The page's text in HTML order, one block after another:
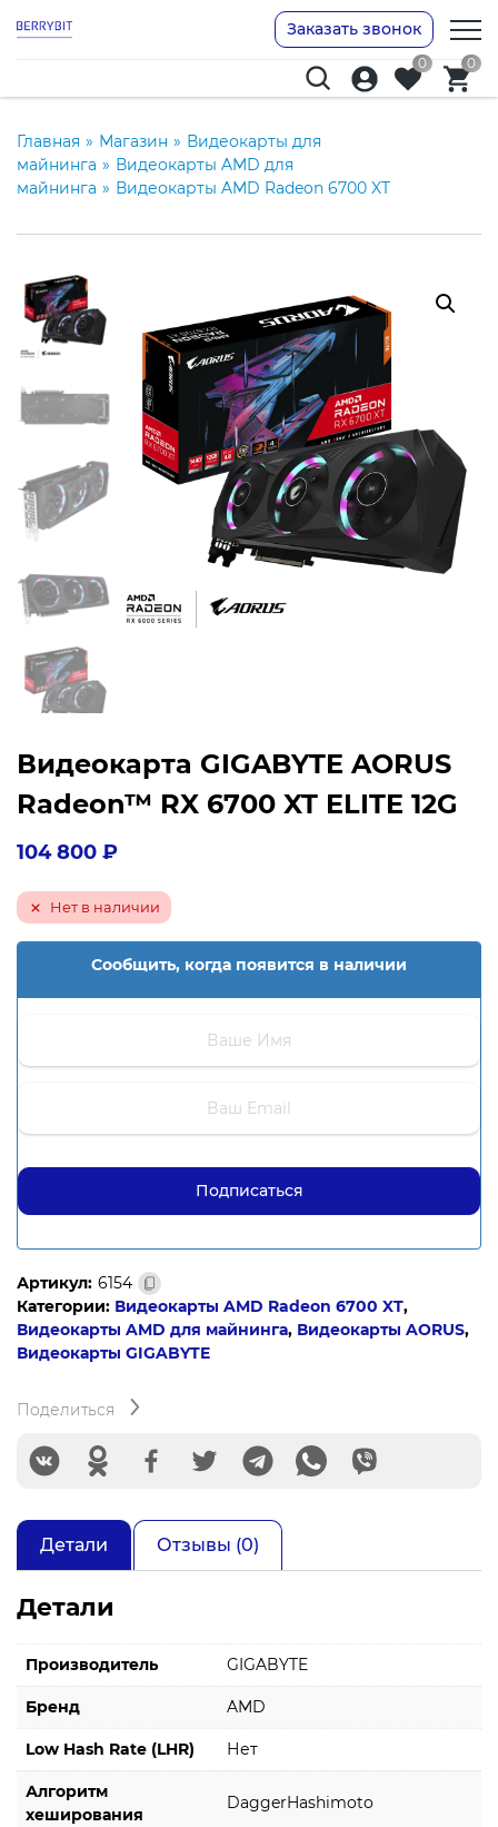
Заказать звонок
0 0
Главная » Магазин » Видеокарты для
майнинга » Видеокарты AMD для
майнинга » Видеокарты AMD Radeon 6700 XT
Видеокарта GIGABYTE AORUS
Radeon™ RX 6700 XT ELITE 12G
104 800 ₽
Нет в наличии
Сообщить, когда появится в наличии
Артикул: 6154
Категории: Видеокарты AMD Radeon 6700 XT,
Видеокарты AMD для майнинга, Видеокарты AORUS,
Видеокарты GIGABYTE
Поделиться
Детали Отзывы (0)
Детали
Производитель GIGABYTE
Бренд AMD
Low Hash Rate (LHR) Нет
Алгоритм
хеширования
DaggerHashimoto